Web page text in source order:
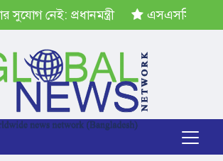
নেই: প্রধানমন্ত্রী এসএসসির ফল